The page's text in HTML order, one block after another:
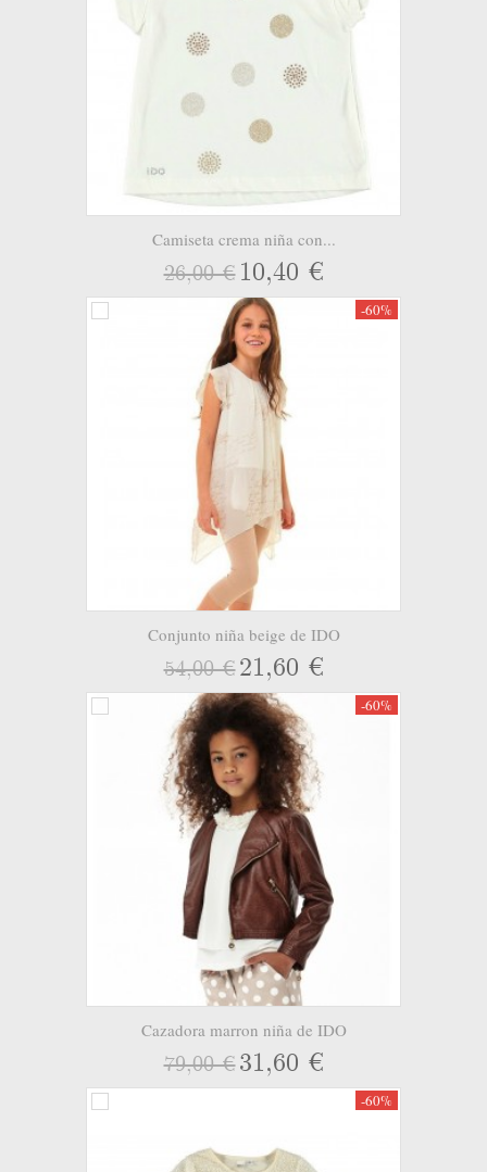
Camiseta crema niña con...
26,00 € 10,40 €
-60%
Conjunto niña beige de IDO
54,00 €21,60 €
-60%
Cazadora marron niña de IDO
79,00 €31,60 €
-60%